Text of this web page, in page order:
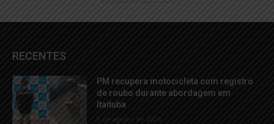
RECENTES
PM recupera motocicleta com registro
de roubo durante abordagem em
Itaituba
9 de agosto de 2026